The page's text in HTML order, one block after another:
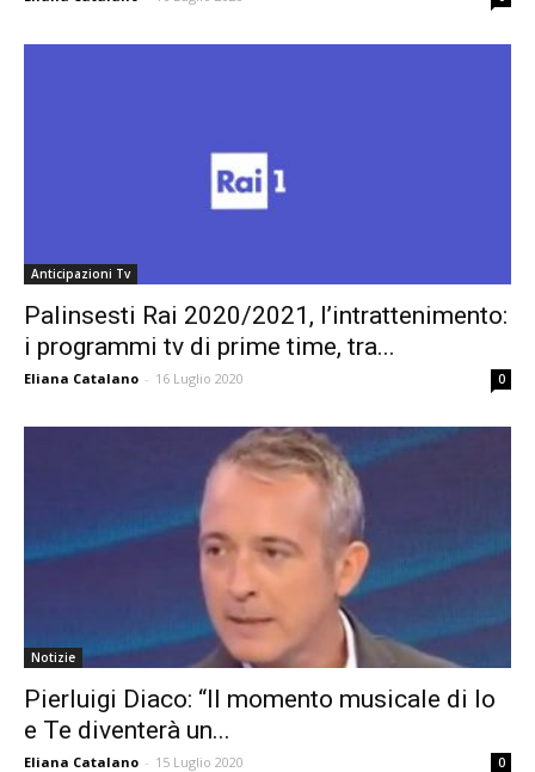
Anticipazioni Tv
Palinsesti Rai 2020/2021, l’intrattenimento:
i programmi tv di prime time, tra...
Eliana Catalano - 16 Luglio 2020 0
Notizie
Pierluigi Diaco: “Il momento musicale di Io
e Te diventerà un...
Eliana Catalano - 15 Luglio 2020 0